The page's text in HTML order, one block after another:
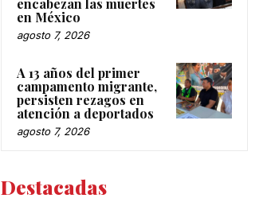
en México
agosto 7, 2026
A 13 años del primer
campamento migrante,
persisten rezagos en
atención a deportados
agosto 7, 2026
Destacadas